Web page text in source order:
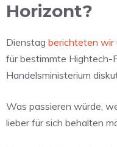
Horizont?
Dienstag berichteten wir
für bestimmte Hightech-
Handelsministerium
Was passieren würde,
lieber für sich behalten